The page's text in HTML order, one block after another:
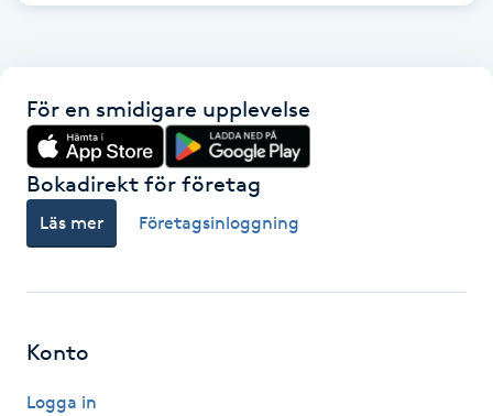
Hudvård
Hyaluronsyra
Hypnos
Hårborttagning
För en smidigare upplevelse
Bokadirekt för företag
Läs mer Företagsinloggning
Konto
Logga in